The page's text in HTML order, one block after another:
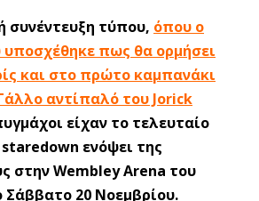
συνέντευξη τύπου, όπου ο
πως θα ορμήσει
και στο πρώτο καμπανάκι
αντίπαλό του Jorick
είχαν το τελευταίο
ενόψει της
στην Wembley Arena του
Σάββατο 20 Νοεμβρίου.